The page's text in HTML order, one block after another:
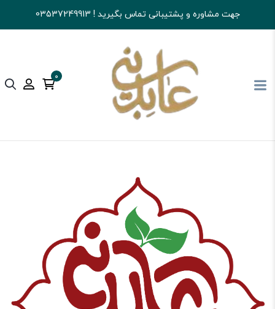
جهت مشاوره و پشتیبانی تماس بگیرید ! 03537249913
0
آجیل و خشکبار عابدینی تنقلات نوشیدنی و پودر شربتی